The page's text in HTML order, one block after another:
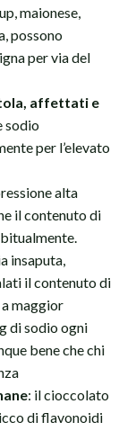
maionese,
possono
per via del
affettati e
sodio
per l’elevato
alta
il contenuto di
insaputa,
il contenuto di
maggior
di sodio ogni
bene che chi
: il cioccolato
di flavonoidi